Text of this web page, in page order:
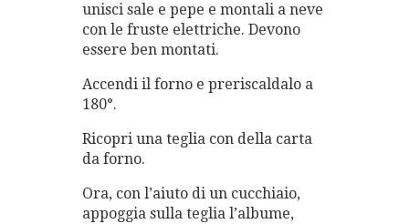
unisci sale e pepe e montali a neve
con le fruste elettriche. Devono
essere ben montati.
Accendi il forno e preriscaldalo a
180°.
Ricopri una teglia con della carta
da forno.
Ora, con l’aiuto di un cucchiaio,
appoggia sulla teglia l’albume,